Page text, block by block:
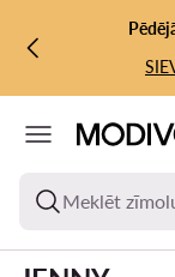
PĀRIET UZ
PĀRIET UZ
Meklēt